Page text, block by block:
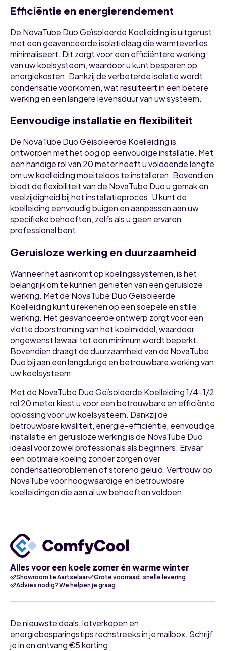
Efficiëntie en energierendement
De NovaTube Duo Geïsoleerde Koelleiding is uitgerust
met een geavanceerde isolatielaag die warmteverlies
minimaliseert. Dit zorgt voor een efficiëntere werking
van uw koelsysteem, waardoor u kunt besparen op
energiekosten. Dankzij de verbeterde isolatie wordt
condensatie voorkomen, wat resulteert in een betere
werking en een langere levensduur van uw systeem.
Eenvoudige installatie en flexibiliteit
De NovaTube Duo Geïsoleerde Koelleiding is
ontworpen met het oog op eenvoudige installatie. Met
een handige rol van 20 meter heeft u voldoende lengte
om uw koelleiding moeiteloos te installeren. Bovendien
biedt de flexibiliteit van de NovaTube Duo u gemak en
veelzijdigheid bij het installatieproces. U kunt de
koelleiding eenvoudig buigen en aanpassen aan uw
specifieke behoeften, zelfs als u geen ervaren
professional bent.
Geruisloze werking en duurzaamheid
Wanneer het aankomt op koelingssystemen, is het
belangrijk om te kunnen genieten van een geruisloze
werking. Met de NovaTube Duo Geïsoleerde
Koelleiding kunt u rekenen op een soepele en stille
werking. Het geavanceerde ontwerp zorgt voor een
vlotte doorstroming van het koelmiddel, waardoor
ongewenst lawaai tot een minimum wordt beperkt.
Bovendien draagt de duurzaamheid van de NovaTube
Duo bij aan een langdurige en betrouwbare werking van
uw koelsysteem.
Met de NovaTube Duo Geïsoleerde Koelleiding 1/4-1/2
rol 20 meter kiest u voor een betrouwbare en efficiënte
oplossing voor uw koelsysteem. Dankzij de
betrouwbare kwaliteit, energie-efficiëntie, eenvoudige
installatie en geruisloze werking is de NovaTube Duo
ideaal voor zowel professionals als beginners. Ervaar
een optimale koeling zonder zorgen over
condensatieproblemen of storend geluid. Vertrouw op
NovaTube voor hoogwaardige en betrouwbare
koelleidingen die aan al uw behoeften voldoen.
Alles voor een koele zomer én warme winter
Showroom te Aartselaar
Grote voorraad, snelle levering
Advies nodig? We helpen je graag
De nieuwste deals, lotverkopen en
energiebesparingstips rechstreeks in je mailbox. Schrijf
je in en ontvang €5 korting.